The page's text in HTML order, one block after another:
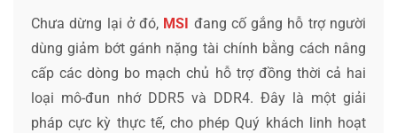
Chưa dừng lại ở đó, MSI đang cố gắng hỗ trợ người
dùng giảm bớt gánh nặng tài chính bằng cách nâng
cấp các dòng bo mạch chủ hỗ trợ đồng thời cả hai
loại mô-đun nhớ DDR5 và DDR4. Đây là một giải
pháp cực kỳ thực tế, cho phép Quý khách linh hoạt